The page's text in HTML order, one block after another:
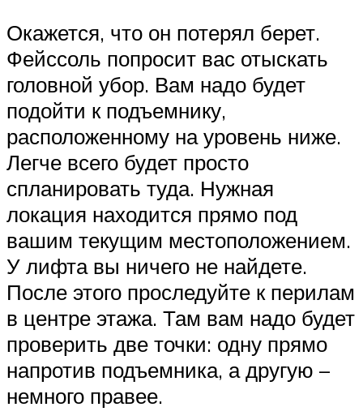
Окажется, что он потерял берет.
Фейссоль попросит вас отыскать
головной убор. Вам надо будет
подойти к подъемнику,
расположенному на уровень ниже.
Легче всего будет просто
спланировать туда. Нужная
локация находится прямо под
вашим текущим местоположением.
У лифта вы ничего не найдете.
После этого проследуйте к перилам
в центре этажа. Там вам надо будет
проверить две точки: одну прямо
напротив подъемника, а другую –
немного правее.